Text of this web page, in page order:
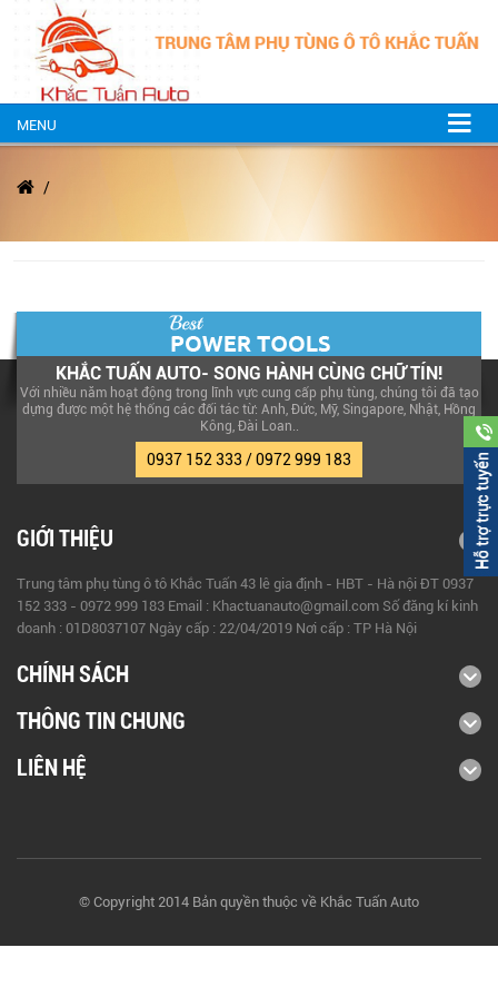
MENU
KHẮC TUẤN AUTO- SONG HÀNH CÙNG CHỮ TÍN!
Với nhiều năm hoạt động trong lĩnh vực cung cấp phụ tùng, chúng tôi đã tạo
dựng được một hệ thống các đối tác từ: Anh, Đức, Mỹ, Singapore, Nhật, Hồng
Kông, Đài Loan..
0937 152 333 / 0972 999 183
GIỚI THIỆU
Trung tâm phụ tùng ô tô Khắc Tuấn 43 lê gia định - HBT - Hà nội ĐT 0937
152 333 - 0972 999 183 Email : Khactuanauto@gmail.com Số đăng kí kinh
doanh : 01D8037107 Ngày cấp : 22/04/2019 Nơi cấp : TP Hà Nội
CHÍNH SÁCH
THÔNG TIN CHUNG
LIÊN HỆ
© Copyright 2014 Bản quyền thuộc về Khắc Tuấn Auto